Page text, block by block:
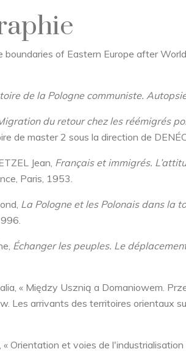
boundaries of Eastern Europe after
de la Pologne communiste.
du retour chez les réémigrés
de master 2 sous la direction de
Jean, Français et immigrés.
Paris, 1953.
La Pologne et les Polonais dans la
Échanger les peuples. Le
« Między Usznią a Domaniowem.
Les arrivants des territoires orientaux
« Orientation et voies de